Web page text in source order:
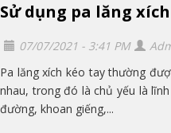
Sử dụng pa lăng
07/07/2021 - 3:41 PM
Pa lăng xích kéo tay thường
nhau, trong đó là chủ yếu là
đường, khoan giếng,...